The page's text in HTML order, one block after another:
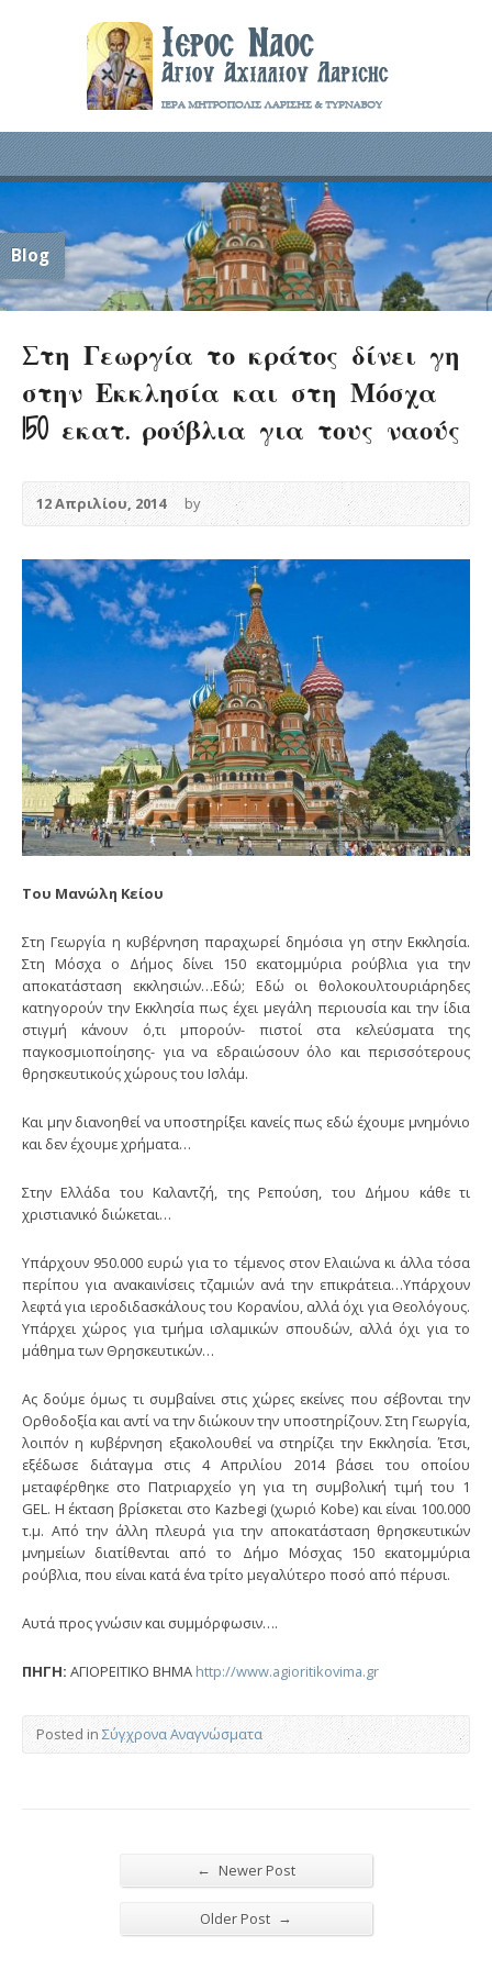
Blog
Στη Γεωργία το κράτος δίνει γη
στην Εκκλησία και στη Μόσχα
150 εκατ. ρούβλια για τους ναούς
12 Απριλίου, 2014 by
Του Μανώλη Κείου
Στη Γεωργία η κυβέρνηση παραχωρεί δημόσια γη στην Εκκλησία.
Στη Μόσχα ο Δήμος δίνει 150 εκατομμύρια ρούβλια για την
αποκατάσταση εκκλησιών…Εδώ; Εδώ οι θολοκουλτουριάρηδες
κατηγορούν την Εκκλησία πως έχει μεγάλη περιουσία και την ίδια
στιγμή κάνουν ό,τι μπορούν- πιστοί στα κελεύσματα της
παγκοσμιοποίησης- για να εδραιώσουν όλο και περισσότερους
θρησκευτικούς χώρους του Ισλάμ.
Και μην διανοηθεί να υποστηρίξει κανείς πως εδώ έχουμε μνημόνιο
και δεν έχουμε χρήματα…
Στην Ελλάδα του Καλαντζή, της Ρεπούση, του Δήμου κάθε τι
χριστιανικό διώκεται…
Υπάρχουν 950.000 ευρώ για το τέμενος στον Ελαιώνα κι άλλα τόσα
περίπου για ανακαινίσεις τζαμιών ανά την επικράτεια…Υπάρχουν
λεφτά για ιεροδιδασκάλους του Κορανίου, αλλά όχι για Θεολόγους.
Υπάρχει χώρος για τμήμα ισλαμικών σπουδών, αλλά όχι για το
μάθημα των Θρησκευτικών…
Ας δούμε όμως τι συμβαίνει στις χώρες εκείνες που σέβονται την
Ορθοδοξία και αντί να την διώκουν την υποστηρίζουν. Στη Γεωργία,
λοιπόν η κυβέρνηση εξακολουθεί να στηρίζει την Εκκλησία. Έτσι,
εξέδωσε διάταγμα στις 4 Απριλίου 2014 βάσει του οποίου
μεταφέρθηκε στο Πατριαρχείο γη για τη συμβολική τιμή του 1
GEL. Η έκταση βρίσκεται στο Kazbegi (χωριό Kobe) και είναι 100.000
τ.μ. Από την άλλη πλευρά για την αποκατάσταση θρησκευτικών
μνημείων διατίθενται από το Δήμο Μόσχας 150 εκατομμύρια
ρούβλια, που είναι κατά ένα τρίτο μεγαλύτερο ποσό από πέρυσι.
Αυτά προς γνώσιν και συμμόρφωσιν….
ΠΗΓΗ: ΑΓΙΟΡΕΙΤΙΚΟ ΒΗΜΑ http://www.agioritikovima.gr
Posted in Σύγχρονα Αναγνώσματα
← Newer Post
Older Post →